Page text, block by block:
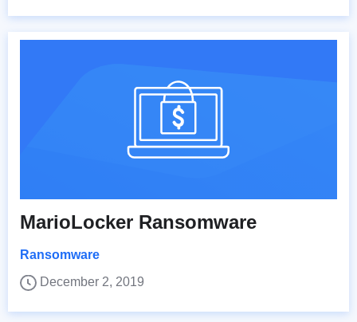
MarioLocker Ransomware
Ransomware
December 2, 2019